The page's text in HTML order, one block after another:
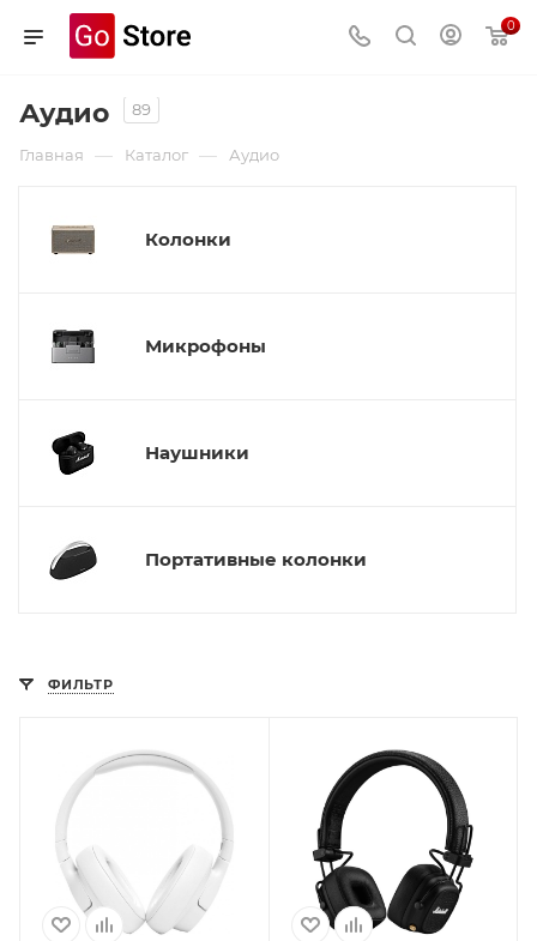
0
Аудио 89
Главная — Каталог — Аудио
Колонки
Микрофоны
Наушники
Портативные колонки
ФИЛЬТР